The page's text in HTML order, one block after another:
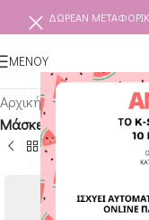
ΔΩΡΕΑΝ
ΜΕΝΟΥ
Αρχική σελίδα
Μάσκες Νυκτός